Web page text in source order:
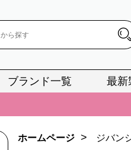
ブランド一覧 最新
📢 新作入荷！ルイ・ヴィ
ホームページ > ジバン